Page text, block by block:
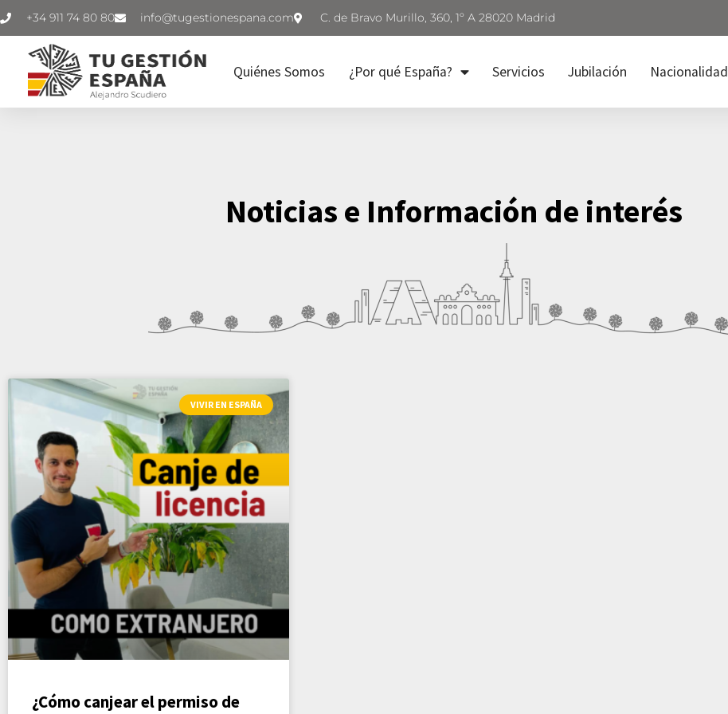
+34 911 74 80 80 C. de Bravo Murillo, 360, 1º A 28020 Madrid
Quiénes Somos ¿Por qué España? Servicios Jubilación Nacionalidad
Noticias e Información de interés
VIVIR EN ESPAÑA
¿Cómo canjear el permiso de